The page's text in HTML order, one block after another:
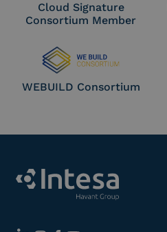
Cloud Signature
Consortium Member
WEBUILD Consortium